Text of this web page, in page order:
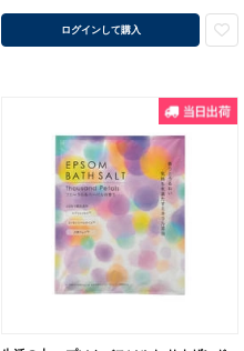
ログインして購入